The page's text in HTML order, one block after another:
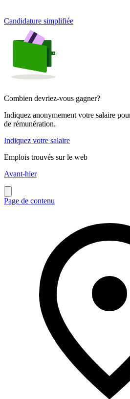
Candidature simplifiée
Combien devriez-vous gagner?
Indiquez anonymement votre salaire
de rémunération.
Indiquez votre salaire
Emplois trouvés sur le web
Avant-hier
Page de contenu